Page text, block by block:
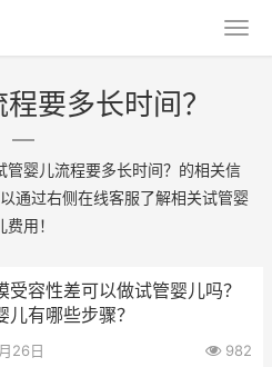
要多长时间？
管婴儿流程要多长时间？的相关信
通过右侧在线客服了解相关试管婴
费用！
受容性差可以做试管婴儿吗？
儿有哪些步骤？
26日 982